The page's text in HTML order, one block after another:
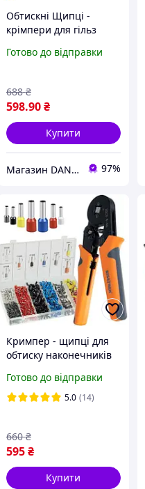
Обтискні Щипці -
крімпери для гільз
Bigstren 23271
Готово до відправки
598.90 ₴
688 ₴
Купити
Магазин DANDI 97%
Кримпер - щипці для
обтиску наконечників
Bigstren 22717
Готово до відправки
5.0 (14)
595 ₴
660 ₴
Купити